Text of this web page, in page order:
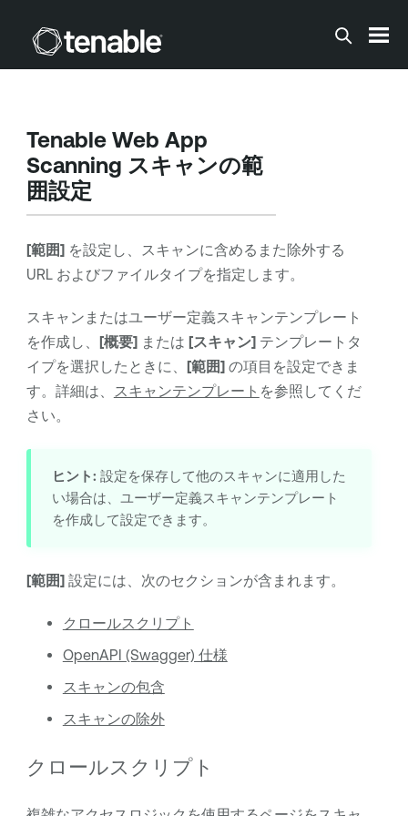
メインコンテンツに移動する
Tenable Web App
Scanning スキャンの範
囲設定
[範囲]を設定し、スキャンに含めるまた除外する
URL およびファイルタイプを指定します。
スキャンまたはユーザー定義スキャンテンプレート
を作成し、 [概要] または [スキャン]テンプレートタ
イプを選択したときに、 [範囲]の項目を設定できま
す。詳細は、
スキャンテンプレート を参照してくだ
さい。
ヒント: 設定を保存して他のスキャンに適用した
い場合は、ユーザー定義スキャンテンプレート
を作成して設定できます。
[範囲]設定には、次のセクションが含まれます。
クロールスクリプト
OpenAPI (Swagger) 仕様
スキャンの包含
スキャンの除外
クロールスクリプト